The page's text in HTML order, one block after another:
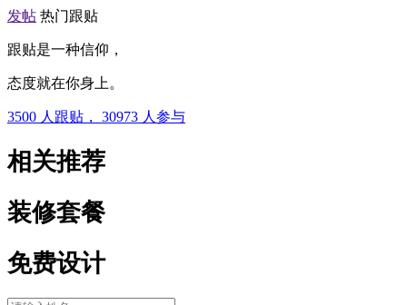
发帖 热门跟贴
跟贴是一种信仰，
态度就在你身上。
3500 人跟贴， 30973 人参与
相关推荐
装修套餐
免费设计